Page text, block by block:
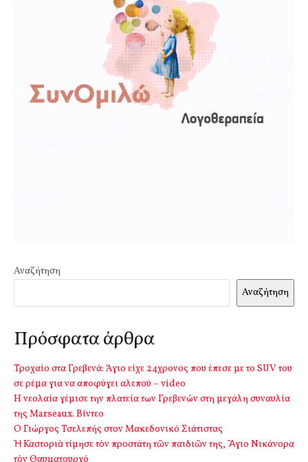
Αναζήτηση
Αναζήτηση
Πρόσφατα άρθρα
Τροχαίο στα Γρεβενά: Άγιο είχε 24χρονος που έπεσε με το SUV του
σε ρέμα για να αποφύγει αλεπού – video
Η νεολαία γέμισε την πλατεία των Γρεβενών στη μεγάλη συναυλία
της Marseaux. Βίντεο
Ο Γιώργος Τσελεπής στον Μακεδονικό Σιάτιστας
Ἡ Καστοριὰ τίμησε τὸν προστάτη τῶν παιδιῶν της, Ἅγιο Νικάνορα